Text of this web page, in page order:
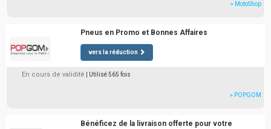
» MotoShop
Pneus en Promo et Bonnes Affaires
vers la réduction
En cours de validité | Utilisé 565 fois
» POPGOM
Bénéficez de la livraison offerte pour votre